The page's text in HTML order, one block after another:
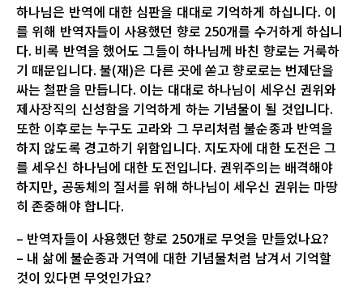
하나님은 반역에 대한 심판을 대대로 기억하게 하십니다. 이
를 위해 반역자들이 사용했던 향로 250개를 수거하게 하십니
다. 비록 반역을 했어도 그들이 하나님께 바친 향로는 거룩하
기 때문입니다. 불(재)은 다른 곳에 쏟고 향로로는 번제단을
싸는 철판을 만듭니다. 이는 대대로 하나님이 세우신 권위와
제사장직의 신성함을 기억하게 하는 기념물이 될 것입니다.
또한 이후로는 누구도 고라와 그 무리처럼 불순종과 반역을
하지 않도록 경고하기 위함입니다. 지도자에 대한 도전은 그
를 세우신 하나님에 대한 도전입니다. 권위주의는 배격해야
하지만, 공동체의 질서를 위해 하나님이 세우신 권위는 마땅
히 존중해야 합니다.
– 반역자들이 사용했던 향로 250개로 무엇을 만들었나요?
– 내 삶에 불순종과 거역에 대한 기념물처럼 남겨서 기억할
것이 있다면 무엇인가요?